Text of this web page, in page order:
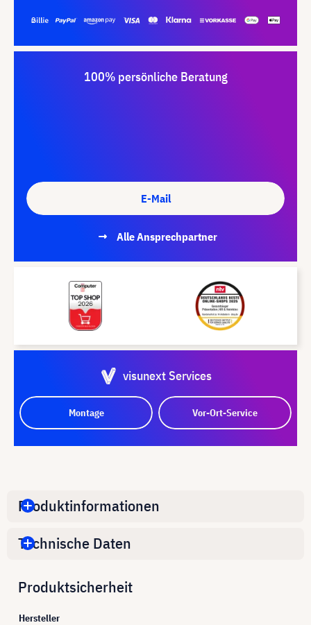
100% persönliche Beratung
E-Mail
Alle Ansprechpartner
visunext Services
Montage Vor-Ort-Service
Produktinformationen
Technische Daten
Produktsicherheit
Hersteller